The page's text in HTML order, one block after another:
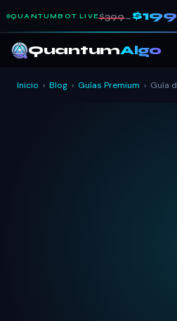
QUANTUMBOT LIVE$399→ $199
QuantumAlgo
Inicio › Blog › Guías Premium › Guía